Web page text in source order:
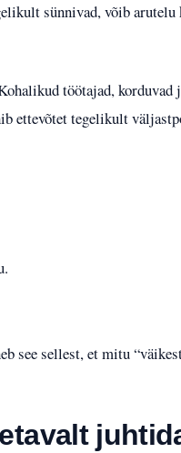
sünnivad, võib
töötajad,
ettevõtet tegelikult
see sellest, et mitu